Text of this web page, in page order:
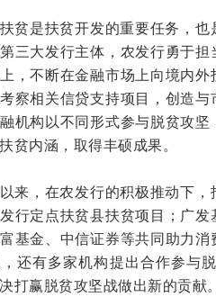
贫是扶贫开发的重要任务，
三大发行主体，农发行勇于
，不断在金融市场上向境内
察相关信贷支持项目，创造
机构以不同形式参与脱贫攻
贫内涵，取得丰硕成果。
，在农发行的积极推动下，
行定点扶贫县扶贫项目；广
基金、中信证券等共同助力
还有多家机构提出合作参与
打赢脱贫攻坚战做出新的贡献